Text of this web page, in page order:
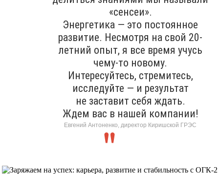
«сенсеи».
Энергетика — это постоянное
развитие. Несмотря на свой 20-
летний опыт, я все время учусь
чему-то новому.
Интересуйтесь, стремитесь,
исследуйте — и результат
не заставит себя ждать.
Ждем вас в нашей компании!
Евгений Антоненко, директор Киришской ГРЭС